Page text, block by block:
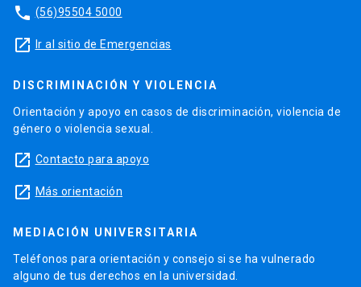
phone (56)95504 5000
launch Ir al sitio de Emergencias
DISCRIMINACIÓN Y VIOLENCIA
Orientación y apoyo en casos de discriminación, violencia de
género o violencia sexual.
launch Contacto para apoyo
launch Más orientación
MEDIACIÓN UNIVERSITARIA
Teléfonos para orientación y consejo si se ha vulnerado
alguno de tus derechos en la universidad.